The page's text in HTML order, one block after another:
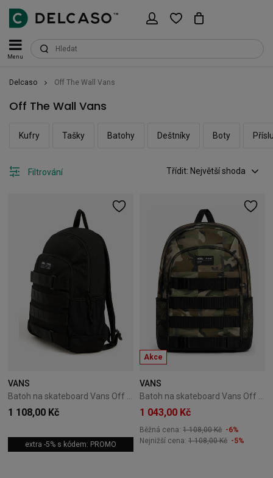
Menu
Delcaso Off The Wall Vans
Off The Wall Vans
Kufry Tašky Batohy Deštníky Boty
Třídit: Největší shoda
Filtrování
VANS
1 108,00 Kč
extra -5% s kódem: PROMO
Akce
VANS
1 043,00 Kč
Běžná cena: 1 108,00 Kč -6%
Nejnižší cena: 1 108,00 Kč -5%